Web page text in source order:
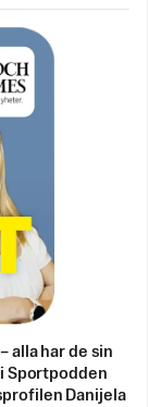
alla har de sin
Sportpodden
Danijela